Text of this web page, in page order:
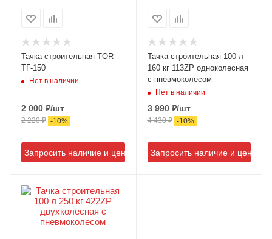
Тачка строительная TOR
ТГ-150
Нет в наличии
2 000 ₽/шт
2 220₽ -10%
Запросить наличие и цену
Тачка строительная 100 л
160 кг 113ZP одноколесная
с пневмоколесом
Нет в наличии
3 990₽/шт
4 430₽ -10%
Запросить наличие и цену